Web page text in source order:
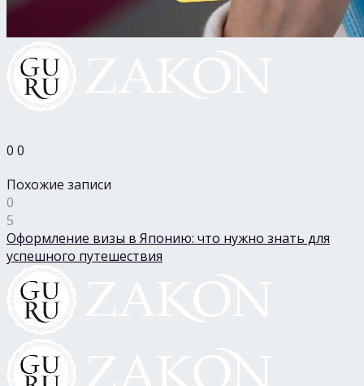
0 0
Похожие записи
0
5
Оформление визы в Японию: что нужно знать для
успешного путешествия